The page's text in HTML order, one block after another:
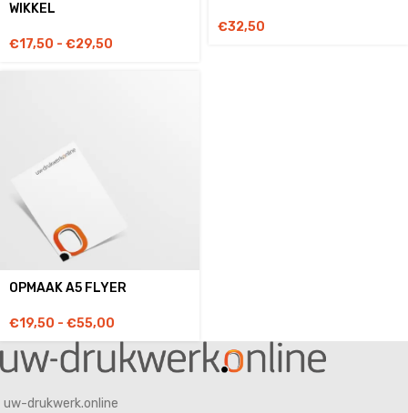
WIKKEL
€17,50 - €29,50
€32,50
OPMAAK A5 FLYER
€19,50 - €55,00
uw-drukwerk.online